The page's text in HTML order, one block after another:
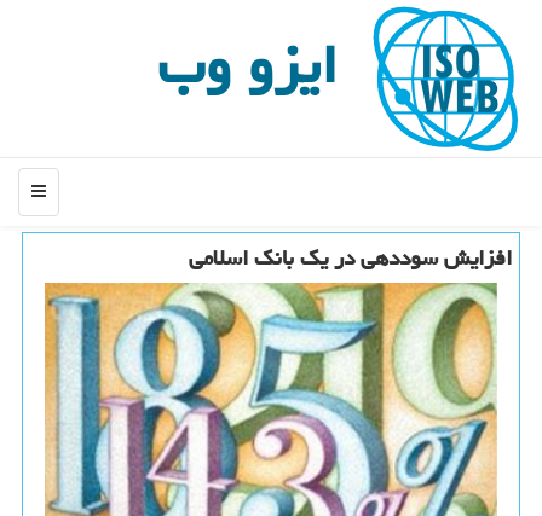
ایزو وب
منو
افزایش سوددهی در یك بانك اسلامی